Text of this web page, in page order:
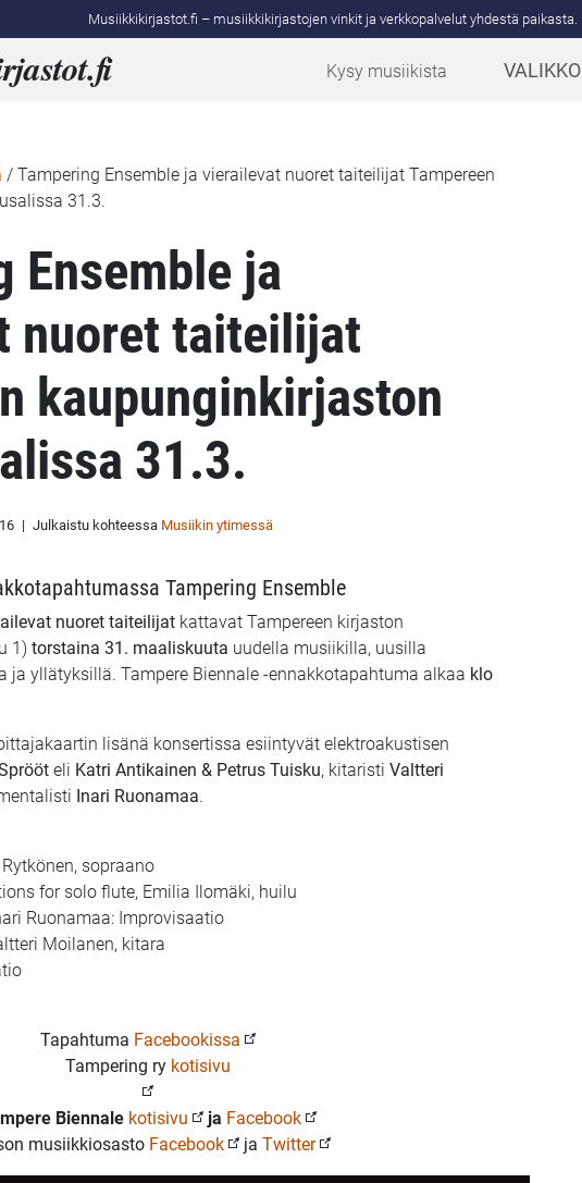
Musiikkikirjastot.fi – musiikkikirjastojen vinkit ja verkkopalvelut yhdestä paikasta.
fi Kysy musiikista VALIKKO
/ Tampering Ensemble ja vierailevat nuoret taiteilijat Tampereen
31.3.
Ensemble ja
nuoret taiteilijat
kaupunginkirjaston
31.3.
| Julkaistu kohteessa Musiikin ytimessä
Tampering Ensemble
nuoret taiteilijat kattavat Tampereen kirjaston
1) torstaina 31. maaliskuuta uudella musiikilla, uusilla
yllätyksillä. Tampere Biennale -ennakkotapahtuma alkaa klo
lisänä konsertissa esiintyvät elektroakustisen
eli Katri Antikainen & Petrus Tuisku, kitaristi Valtteri
Inari Ruonamaa.
sopraano
for solo flute, Emilia Ilomäki, huilu
Ruonamaa: Improvisaatio
Moilanen, kitara
Tapahtuma Facebookissa
Tampering ry kotisivu
Biennale kotisivu ja Facebook
musiikkiosasto Facebook ja Twitter